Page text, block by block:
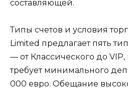
составляющей.
Типы счетов и условия
Limited предлагает пять
— от Классического до
требует минимального
000 евро. Обещание